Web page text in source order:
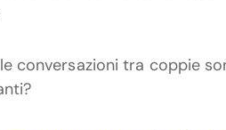
conversazioni tra coppie